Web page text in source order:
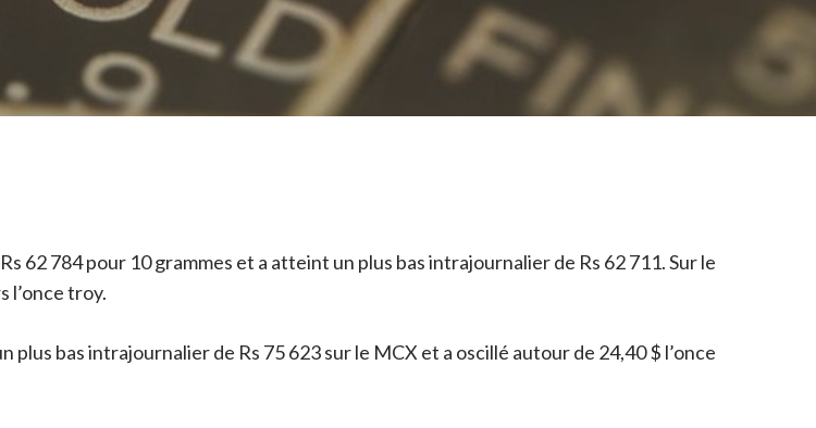
62 784 pour 10 grammes et a atteint un plus bas intrajournalier de Rs 62 711. Sur le
l’once troy.
plus bas intrajournalier de Rs 75 623 sur le MCX et a oscillé autour de 24,40 $ l’once